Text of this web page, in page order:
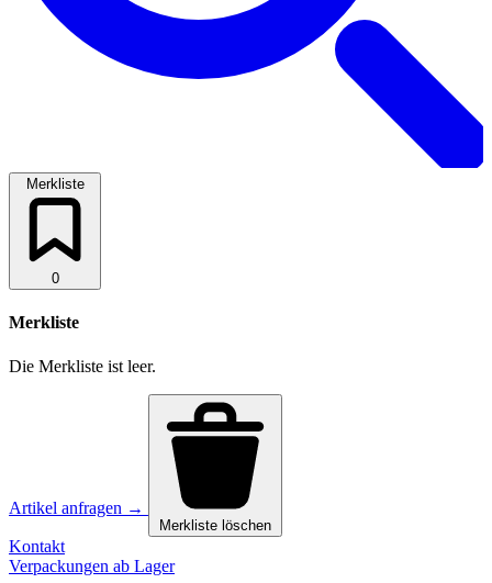
Merkliste
0
Merkliste
Die Merkliste ist leer.
Artikel anfragen →
Merkliste löschen
Kontakt
Verpackungen ab Lager